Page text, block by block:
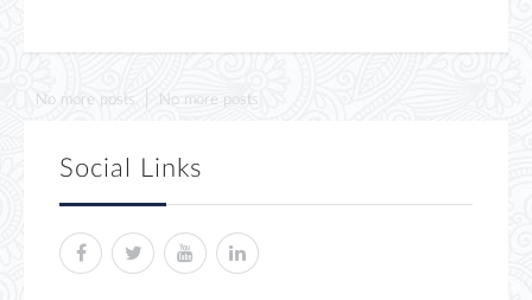
No more posts No more posts
Social Links